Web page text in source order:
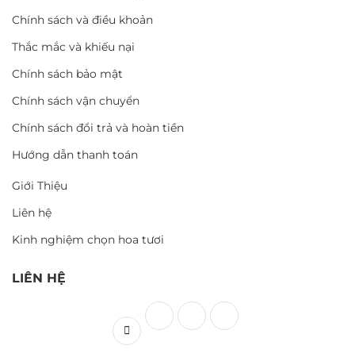
Chính sách và điều khoản
Thắc mắc và khiếu nại
Chính sách bảo mật
Chính sách vận chuyển
Chính sách đổi trả và hoàn tiền
Hướng dẫn thanh toán
Giới Thiệu
Liên hệ
Kinh nghiệm chọn hoa tươi
LIÊN HỆ